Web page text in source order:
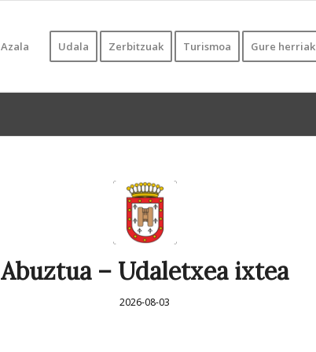
Azala Udala Zerbitzuak Turismoa Gure herriak
Abuztua – Udaletxea ixtea
2026-08-03